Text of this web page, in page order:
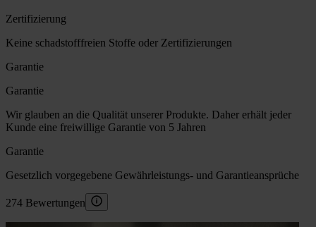
Zertifizierung
Keine schadstofffreien Stoffe oder Zertifizierungen
Garantie
Garantie
Wir glauben an die Qualität unserer Produkte. Daher erhält jeder
Kunde eine freiwillige Garantie von 5 Jahren
Garantie
Gesetzlich vorgegebene Gewährleistungs- und Garantieansprüche
274 Bewertungen